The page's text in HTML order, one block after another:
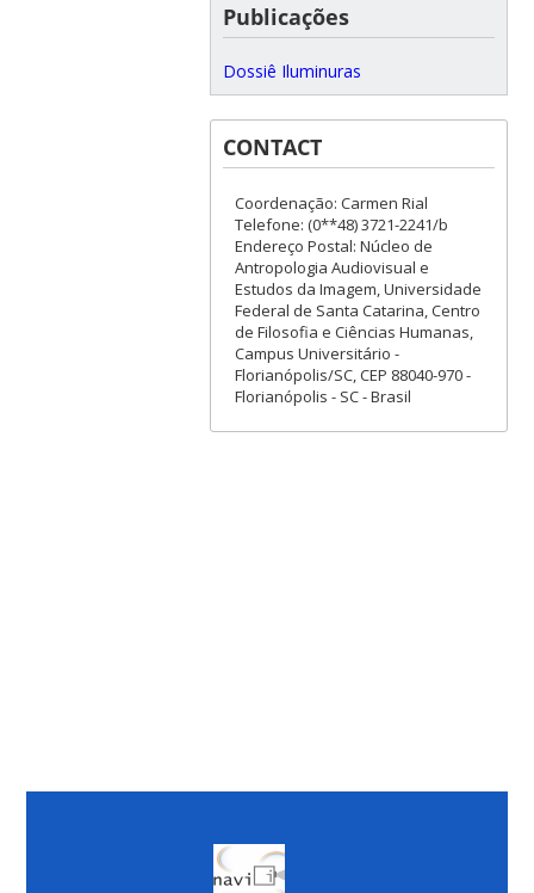
Publicações
Dossiê Iluminuras
CONTACT
Coordenação: Carmen Rial
Telefone: (0**48) 3721-2241/b
Endereço Postal: Núcleo de
Antropologia Audiovisual e
Estudos da Imagem, Universidade
Federal de Santa Catarina, Centro
de Filosofia e Ciências Humanas,
Campus Universitário -
Florianópolis/SC, CEP 88040-970 -
Florianópolis - SC - Brasil